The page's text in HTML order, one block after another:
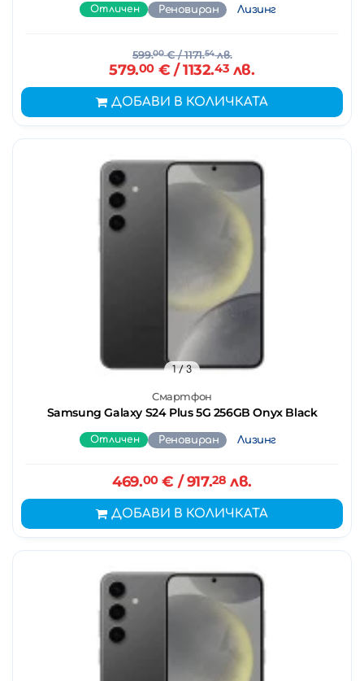
Отличен Реновиран Лизинг
599.00€/ 1171.54лв.
579.00€ / 1132.43 лв.
ДОБАВИ В КОЛИЧКАТА
Смартфон
Samsung Galaxy S24 Plus 5G 256GB Onyx Black
1/ 3
Отличен Реновиран Лизинг
469.00€ / 917.28 лв.
ДОБАВИ В КОЛИЧКАТА